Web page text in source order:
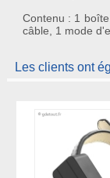
Contenu : 1
câble, 1 mode
Les clients ont